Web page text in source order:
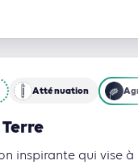
Atténuation
inspirante qui vise à